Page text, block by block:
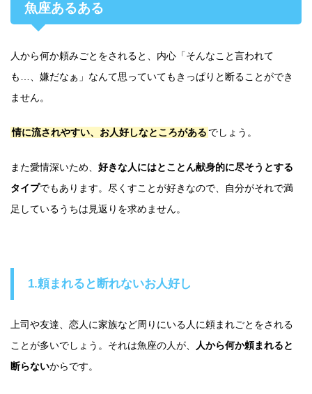
魚座あるある
人から何か頼みごとをされると、内心「そんなこと言われて
も…、嫌だなぁ」なんて思っていてもきっぱりと断ることができ
ません。
情に流されやすい、お人好しなところがある でしょう。
また愛情深いため、 好きな人にはとことん献身的に尽そうとする
タイプでもあります。尽くすことが好きなので、自分がそれで満
足しているうちは見返りを求めません。
1.頼まれると断れないお人好し
上司や友達、恋人に家族など周りにいる人に頼まれごとをされる
ことが多いでしょう。それは魚座の人が、
人から何か頼まれると
断らないからです。